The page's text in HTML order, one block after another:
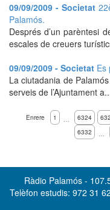
09/09/2009 - Societat
Palamós.
Després d’un parèntesi
escales de creuers
09/09/2009 - Societat Es
La ciutadania de
serveis de l’Ajuntament
Enrere 1 6324
6332
Ràdio Palamós -
Telèfon estudis: 972 31